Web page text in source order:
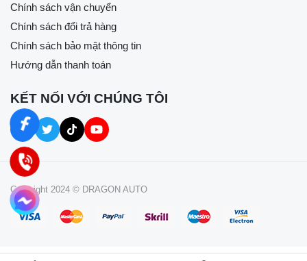
Chính sách vận chuyển
Chính sách đổi trả hàng
Chính sách bảo mật thông tin
Hướng dẫn thanh toán
KẾT NỐI VỚI CHÚNG TÔI
Copyright 2024 © DRAGON AUTO